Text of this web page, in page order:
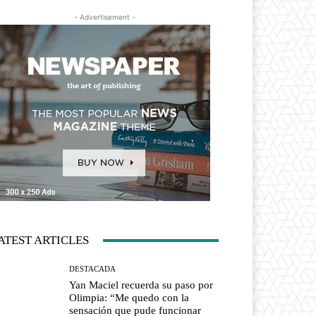
- Advertisement -
ARTICLES
DESTACADA
Yan Maciel recuerda su paso por
Olimpia: “Me quedo con la
sensación que pude funcionar